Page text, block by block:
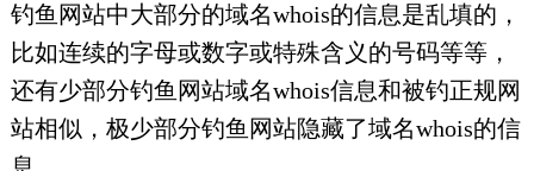
钓鱼网站中大部分的域名whois的信息是乱填的，
比如连续的字母或数字或特殊含义的号码等等，
还有少部分钓鱼网站域名whois信息和被钓正规网
站相似，极少部分钓鱼网站隐藏了域名whois的信